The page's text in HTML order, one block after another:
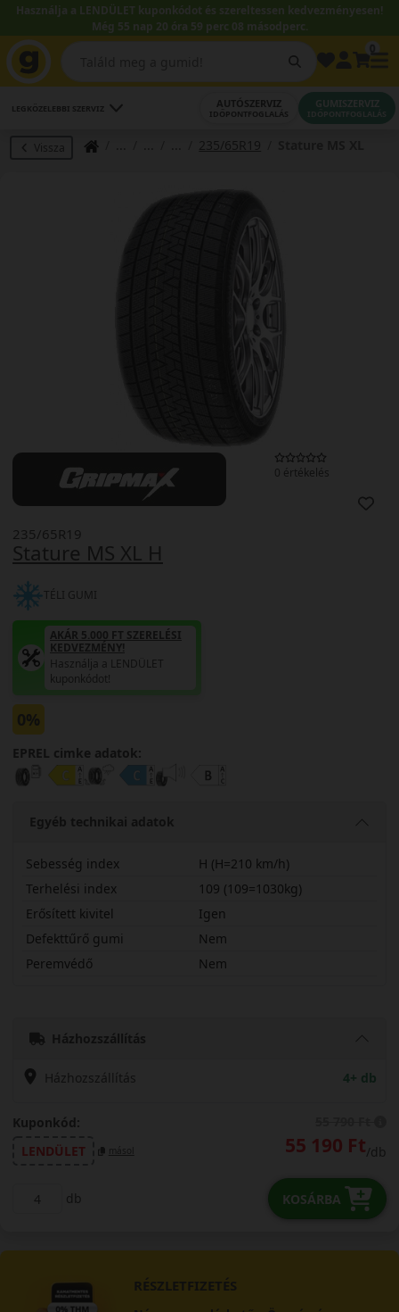
Használja a LENDÜLET kuponkódot és szereltessen kedvezményesen!
Még 55 nap 20 óra 59 perc 07 másodperc.
LEGKÖZELEBBI SZERVIZ AUTÓSZERVIZ
IDŐPONTFOGLALÁS
GUMISZERVIZ
IDŐPONTFOGLALÁS
Vissza 235/65R19
0 értékelés
Stature MS XL H
235/65R19
TÉLI GUMI
AKÁR 5.000 FT SZERELÉSI
KEDVEZMÉNY!
Használja a LENDÜLET
kuponkódot!
0%
EPREL cimke adatok:
Egyéb technikai adatok
Sebesség index
H (H=210 km/h)
Terhelési index
109 (109=1030kg)
Erősített kivitel
Igen
Defekttűrő gumi
Nem
Peremvédő
Nem
Házhozszállítás
Házhozszállítás 4+ db
Kuponkód:
LENDÜLET
másol 55 190 Ft/db
db KOSÁRBA
RÉSZLETFIZETÉS